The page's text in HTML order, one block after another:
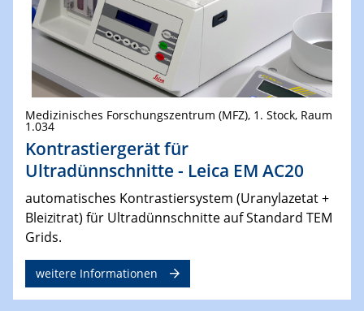
Medizinisches Forschungszentrum (MFZ), 1. Stock, Raum
1.034
Kontrastiergerät für
Ultradünnschnitte - Leica EM AC20
automatisches Kontrastiersystem (Uranylazetat +
Bleizitrat) für Ultradünnschnitte auf Standard TEM
Grids.
weitere Informationen